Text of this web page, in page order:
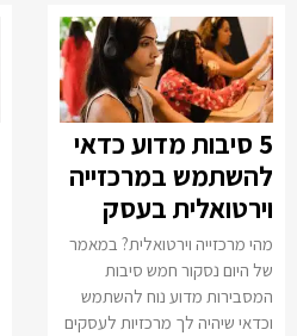
5 סיבות מדוע כדאי
להשתמש במרכזייה
וירטואלית בעסק
מהי מרכזייה וירטואלית? במאמר
של היום נסקור חמש סיבות
המסבירות מדוע נוח להשתמש
וכדאי שיהיה לך מרכזיות לעסקים